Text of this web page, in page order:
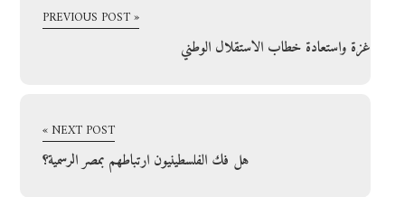
« PREVIOUS POST
غزة واستعادة خطاب الاستقلال الوطني
NEXT POST »
هل فك الفلسطينيون ارتباطهم بمصر الرسمية؟